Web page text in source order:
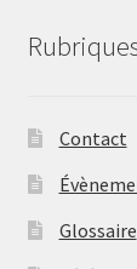
Contact
Glossaire